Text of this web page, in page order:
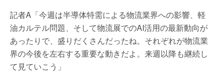
記者A「今週は半導体特需による物流業界への影響、軽
油カルテル問題、そして物流展でのAI活用の最新動向が
あったりで、盛りだくさんだったね。それぞれが物流業
界の今後を左右する重要な動きだよ。来週以降も継続し
て見ていこう」